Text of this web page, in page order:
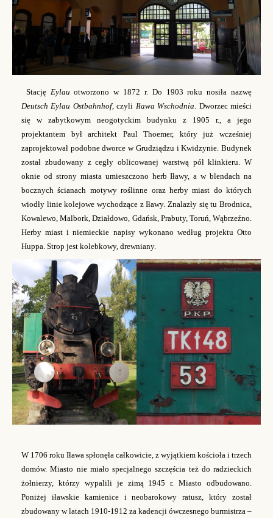
Stację Eylau otworzono w 1872 r. Do 1903 roku nosiła nazwę
Deutsch Eylau Ostbahnhof, czyli Iława Wschodnia . Dworzec mieści
się w zabytkowym neogotyckim budynku z 1905 r., a jego
projektantem był architekt Paul Thoemer, który już wcześniej
zaprojektował podobne dworce w Grudziądzu i Kwidzynie. Budynek
został zbudowany z cegły oblicowanej warstwą pół klinkieru. W
oknie od strony miasta umieszczono herb Iławy, a w blendach na
bocznych ścianach motywy roślinne oraz herby miast do których
wiodły linie kolejowe wychodzące z Iławy. Znalazły się tu Brodnica,
Kowalewo, Malbork, Działdowo, Gdańsk, Prabuty, Toruń, Wąbrzeźno.
Herby miast i niemieckie napisy wykonano według projektu Otto
Huppa. Strop jest kolebkowy, drewniany.
W 1706 roku Iława spłonęła całkowicie, z wyjątkiem kościoła i trzech
domów. Miasto nie miało specjalnego szczęścia też do radzieckich
żołnierzy, którzy wypalili je zimą 1945 r. Miasto odbudowano.
Poniżej iławskie kamienice i neobarokowy ratusz, który został
zbudowany w latach 1910-1912 za kadencji ówczesnego burmistrza –